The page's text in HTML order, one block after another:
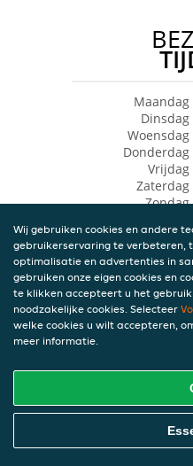
Maandag
Dinsdag
Woensdag
Donderdag
Vrijdag
Zaterdag
Zondag
Wij gebruiken cookies en andere
gebruikerservaring te verbeteren,
optimalisatie en advertenties in
gebruiken onze eigen cookies en
te klikken accepteert u het
noodzakelijke cookies. Selecteer
welke cookies u wilt accepteren,
meer informatie.